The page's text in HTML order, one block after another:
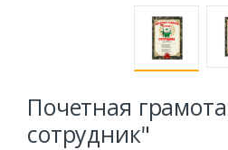
Почетная
сотрудник"